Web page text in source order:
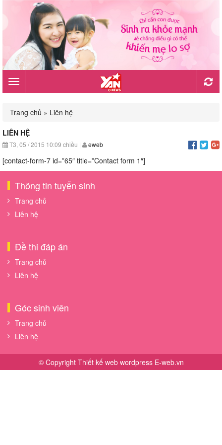
navigation
Trang chủ » Liên hệ
LIÊN HỆ
T3, 05 / 2015 10:09 chiều | eweb
[contact-form-7 id=”65″ title=”Contact form 1″]
Thông tin tuyển sinh
Trang chủ
Liên hệ
Đề thi đáp án
Trang chủ
Liên hệ
Góc sinh viên
Trang chủ
Liên hệ
© Copyright Thiết kế web wordpressE-web.vn